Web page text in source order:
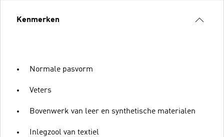
Kenmerken
Normale pasvorm
Veters
Bovenwerk van leer en synthetische materialen
Inlegzool van textiel